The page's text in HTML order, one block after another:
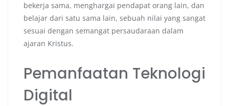
bekerja sama, menghargai pendapat orang lain, dan
belajar dari satu sama lain, sebuah nilai yang sangat
sesuai dengan semangat persaudaraan dalam
ajaran Kristus.
Pemanfaatan Teknologi
Digital